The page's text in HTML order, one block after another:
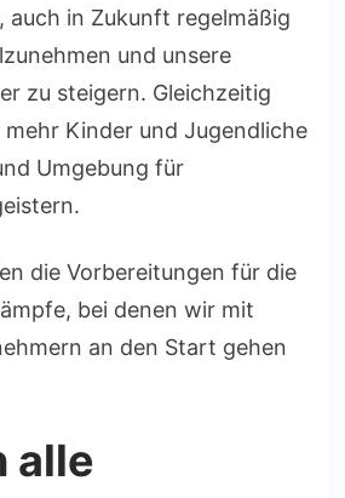
auch in Zukunft regelmäßig
und unsere
zu steigern. Gleichzeitig
Kinder und Jugendliche
Umgebung für
die Vorbereitungen für die
bei denen wir mit
an den Start gehen
alle